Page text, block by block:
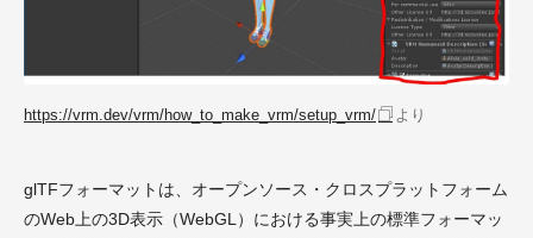
https://vrm.dev/vrm/how_to_make_vrm/setup_vrm/ より
glTFフォーマットは、オープンソース・クロスプラットフォーム
のWeb上の3D表示（WebGL）における事実上の標準フォーマッ